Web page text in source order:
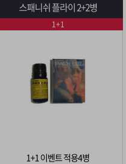
스패니쉬 플라이 2+2병
1+1 이벤트 적용4병
1+1